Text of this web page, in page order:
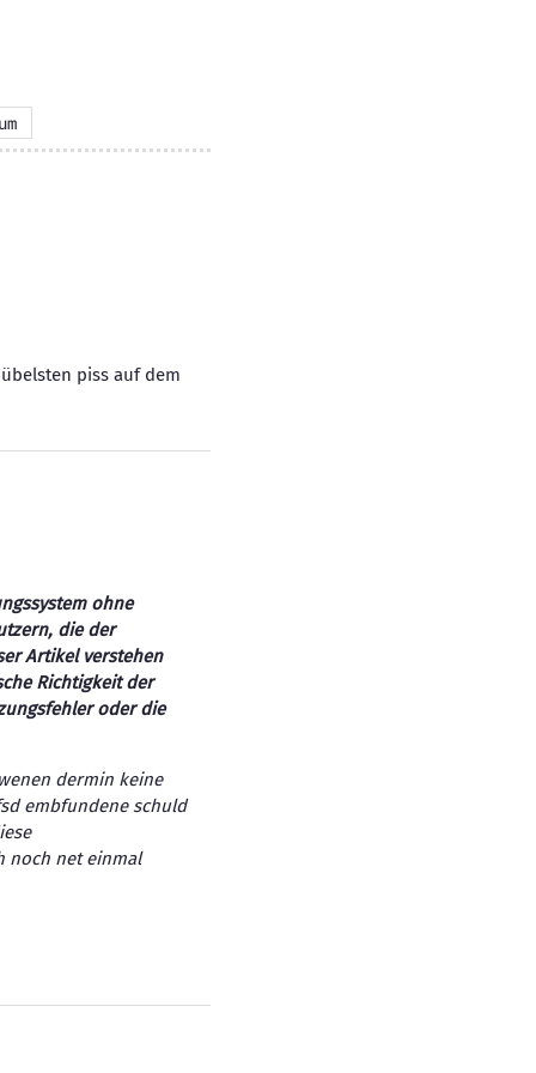
piss auf dem
ohne
die der
Artikel verstehen
Richtigkeit der
oder die
dermin keine
embfundene schuld
noch net einmal